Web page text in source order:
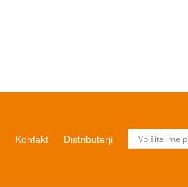
Kontakt Distributerji